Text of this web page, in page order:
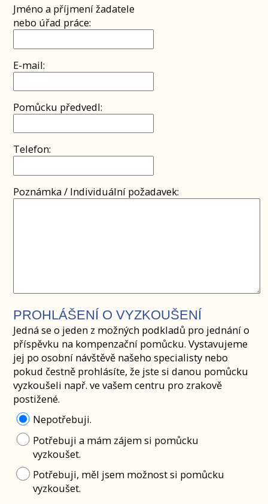
Jméno a příjmení žadatele
nebo úřad práce:
E-mail:
Pomůcku předvedl:
Telefon:
Poznámka / Individuální požadavek:
PROHLÁŠENÍ O VYZKOUŠENÍ
Jedná se o jeden z možných podkladů pro jednání o
příspěvku na kompenzační pomůcku. Vystavujeme
jej po osobní návštěvě našeho specialisty nebo
pokud čestně prohlásíte, že jste si danou pomůcku
vyzkoušeli např. ve vašem centru pro zrakově
postižené.
Nepotřebuji.
Potřebuji a mám zájem si pomůcku
vyzkoušet.
Potřebuji, měl jsem možnost si pomůcku
vyzkoušet.